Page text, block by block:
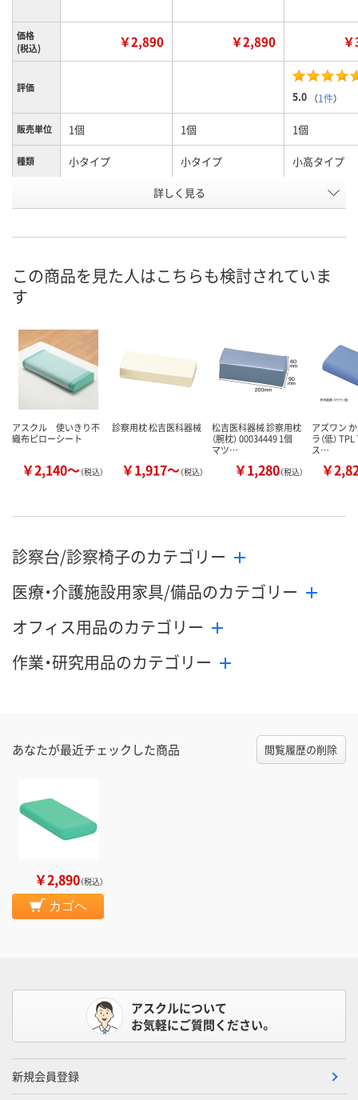
価格
(税込)
￥2,890 ￥2,890
評価
5.0 （1件）
販売単位 1個 1個 1個
種類 小タイプ 小タイプ 小高タイプ
ライトブルー アイボリー
号
お届け日
カゴへ カゴへ カ
詳しく見る
この商品を見た人はこちらも検討されていま
す
アスクル 使いきり不
織布ピローシート
￥2,140～（税込）
診察用枕 松吉医科器械
￥1,917～（税込）
松吉医科器械 診察用枕
（腕枕） 00034449 1個
マツ…
￥1,280（税込）
アズワン
ラ（低）
ス…
￥
診察台/診察椅子のカテゴリー
医療・介護施設用家具/備品のカテゴリー
オフィス用品のカテゴリー
作業・研究用品のカテゴリー
あなたが最近チェックした商品 閲覧履歴の削除
￥2,890（税込）
カゴへ
アスクルについて
お気軽にご質問ください。
新規会員登録